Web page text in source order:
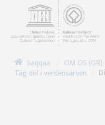
Saqqaa OM OS (GR)
Tag del i verdensarven